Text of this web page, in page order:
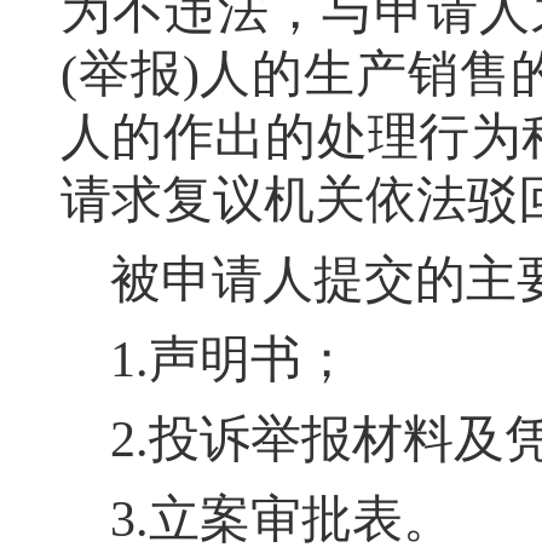
(举报)人的生产销售
人的作出的处理行
请求复议机关依法驳
被申请人提交的主
1.声明书 ；
2.投诉举报材料及
3.立案审批表。